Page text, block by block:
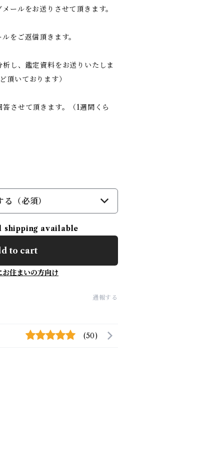
ールをお送りさせて頂きます。
をご返信頂きます。
し、鑑定資料をお送りいたしま
頂いております）
させて頂きます。（1週間くら
る（必須）
available
to cart
お住まいの方向け
通報する
(50)